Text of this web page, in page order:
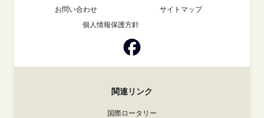
お問い合わせ
サイトマップ
個人情報保護方針
関連リンク
国際ロータリー